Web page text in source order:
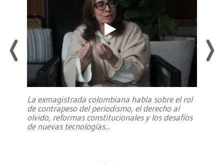
La exmagistrada colombiana habla sobre el rol
de contrapeso del periodismo, el derecho al
olvido, reformas constitucionales y los desafíos
de nuevas tecnologías...